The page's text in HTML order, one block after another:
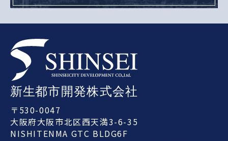
〒530-0047
大阪府大阪市北区西天満3-6-35
NISHITENMA GTC BLDG6F